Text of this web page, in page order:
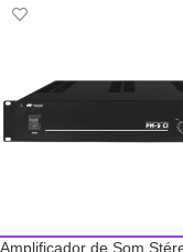
Amplificador de Som